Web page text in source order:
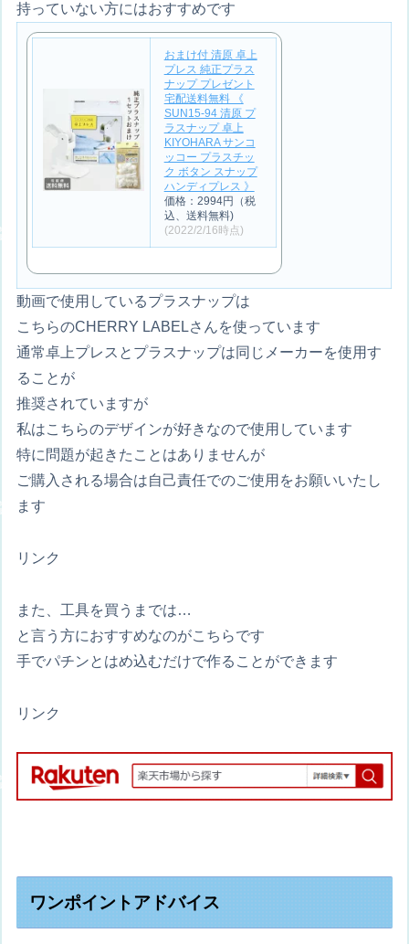
持っていない方にはおすすめです
おまけ付 清原 卓上
プレス 純正プラス
ナップ プレゼント
宅配送料無料 《
SUN15-94 清原 プ
ラスナップ 卓上
KIYOHARA サンコ
ッコー プラスチッ
ク ボタン スナップ
ハンディプレス 》
価格：2994円（税
込、送料無料)
(2022/2/16時点)
動画で使用しているプラスナップは
こちらのCHERRY LABELさんを使っています
通常卓上プレスとプラスナップは同じメーカーを使用す
ることが
推奨されていますが
私はこちらのデザインが好きなので使用しています
特に問題が起きたことはありませんが
ご購入される場合は自己責任でのご使用をお願いいたし
ます
リンク
また、工具を買うまでは…
と言う方におすすめなのがこちらです
手でパチンとはめ込むだけで作ることができます
リンク
ワンポイントアドバイス